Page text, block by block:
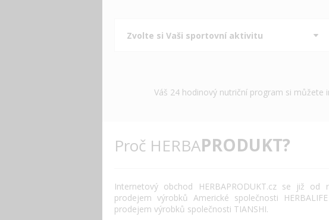
Váš 24 hodinový nutriční program si můžete
Proč HERBAPRODUKT?
Internetový obchod HERBAPRODUKT.cz se již od
prodejem výrobků Americké společnosti
prodejem výrobků společnosti TIANSHI.